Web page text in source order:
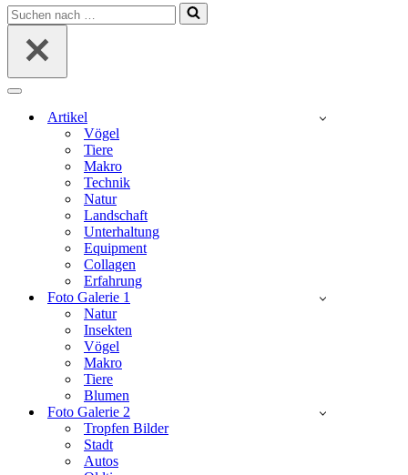
Suchen
nach …
Navigationsmenü
Artikel
Vögel
Tiere
Makro
Technik
Natur
Landschaft
Unterhaltung
Equipment
Collagen
Erfahrung
Foto Galerie 1
Natur
Insekten
Vögel
Makro
Tiere
Blumen
Foto Galerie 2
Tropfen Bilder
Stadt
Autos